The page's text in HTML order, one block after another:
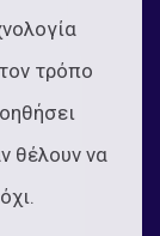
τρόπο
θέλουν να